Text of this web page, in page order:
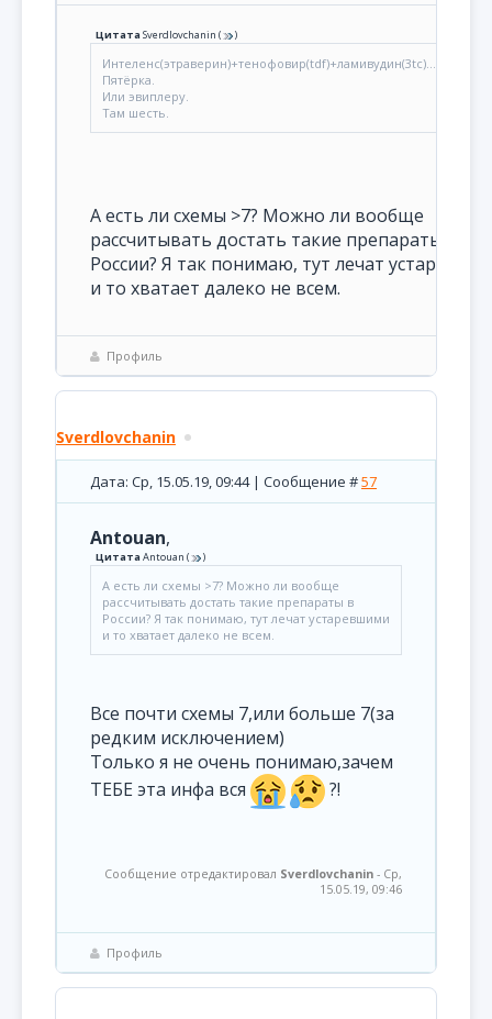
ЦитатаSverdlovchanin ( )
Пятёрка.
Или эвиплеру.
Там шесть.
А есть ли схемы >7? Можно ли вообще
рассчитывать достать такие препараты в
России? Я так понимаю, тут лечат
и то хватает далеко не всем.
Профиль
Sverdlovchanin
Дата: Ср, 15.05.19, 09:44 | Сообщение #57
Antouan,
ЦитатаAntouan ( )
А есть ли схемы >7? Можно ли вообще
рассчитывать достать такие препараты в
России? Я так понимаю, тут лечат устаревшими
и то хватает далеко не всем.
Все почти схемы 7,или больше 7(за
редким исключением)
Только я не очень понимаю,зачем
ТЕБЕ эта инфа вся
?!
Сообщение отредактировал Sverdlovchanin - Ср,
15.05.19, 09:46
Профиль